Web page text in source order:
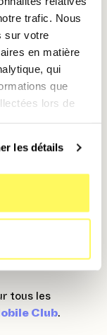
trafic. Nous
sur votre
en matière
qui
que
lors de
les détails
majeur pour
à 90°.
les réglages
partie basse,
de
avancés, votre
véritable
tous les
Club.